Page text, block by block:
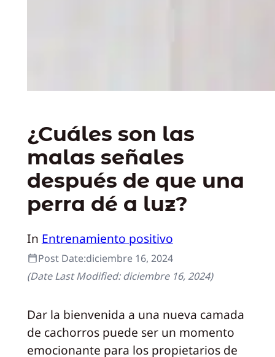
¿Cuáles son las
malas señales
después de que una
perra dé a luz?
In Entrenamiento positivo
Post Date:diciembre 16, 2024
(Date Last Modified:diciembre 16, 2024)
Dar la bienvenida a una nueva camada
de cachorros puede ser un momento
emocionante para los propietarios de